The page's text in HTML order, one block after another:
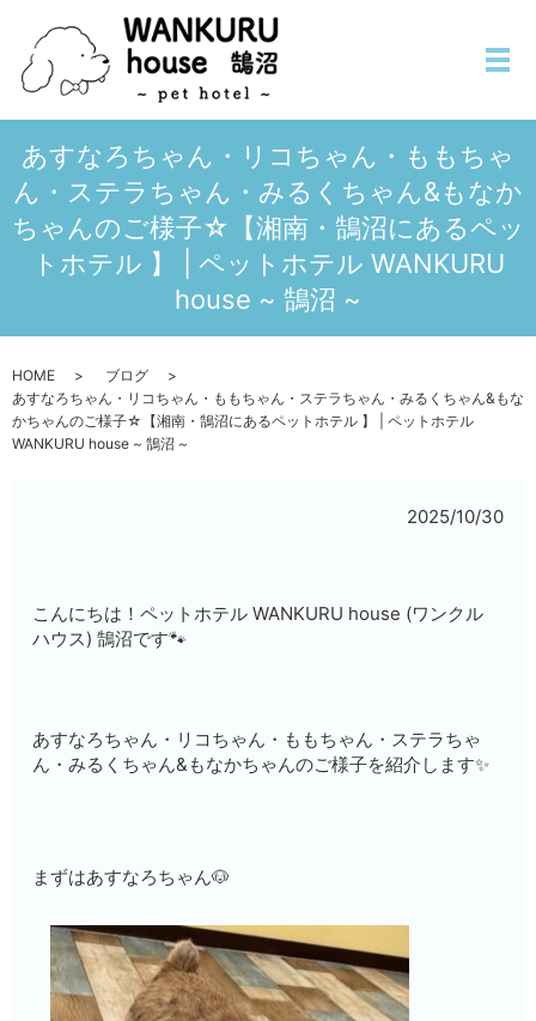
メ
あすなろちゃん・リコちゃん・ももちゃ
ん・ステラちゃん・みるくちゃん&もなか
ちゃんのご様子☆【湘南・鵠沼にあるペッ
トホテル 】 | ペットホテル WANKURU
house ~ 鵠沼 ~
HOME
ブログ
あすなろちゃん・リコちゃん・ももちゃん・ステラちゃん・みるくちゃん&もな
かちゃんのご様子☆【湘南・鵠沼にあるペットホテル 】 | ペットホテル
WANKURU house ~ 鵠沼 ~
2025/10/30
こんにちは！ペットホテル WANKURU house (ワンクル
ハウス) 鵠沼です🐾
あすなろちゃん・リコちゃん・ももちゃん・ステラちゃ
ん・みるくちゃん&もなかちゃんのご様子を紹介します✨
まずはあすなろちゃん🐶